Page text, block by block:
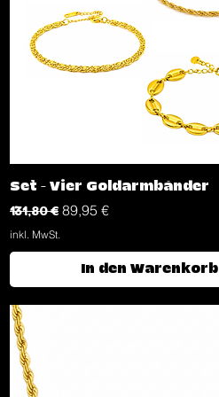
Schnellansicht
Set - Vier Goldarmbänder
Standardpreis
131,80 € Sale-Preis
89,95 €
inkl. MwSt.
In den Warenkorb